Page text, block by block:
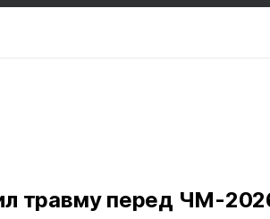
травму перед ЧМ-